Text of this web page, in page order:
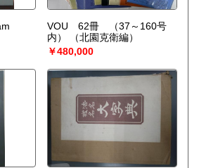
VOU 62冊 （37～160号
内）
（北園克衛編）
￥480,000